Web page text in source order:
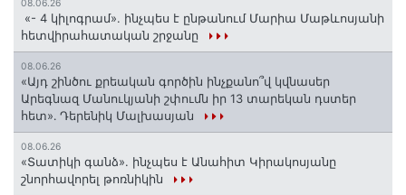
08.06.26
«- 4 կիլոգրամ». ինչպես է ընթանում Մարիա Մաթևոսյանի
հետվիրահատական շրջանը
08.06.26
«Այդ շինծու քրեական գործին ինչքանո՞վ կվնասեր
Արեգնազ Մանուկյանի շփումն իր 13 տարեկան դստեր
հետ»․ Դերենիկ Մալխասյան
08.06.26
«Տատիկի գանձ». ինչպես է Անահիտ Կիրակոսյանը
շնորհավորել թոռնիկին